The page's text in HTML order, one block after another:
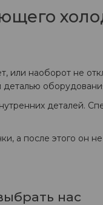
или наоборот не
деталью
деталей.
а после этого он
нас